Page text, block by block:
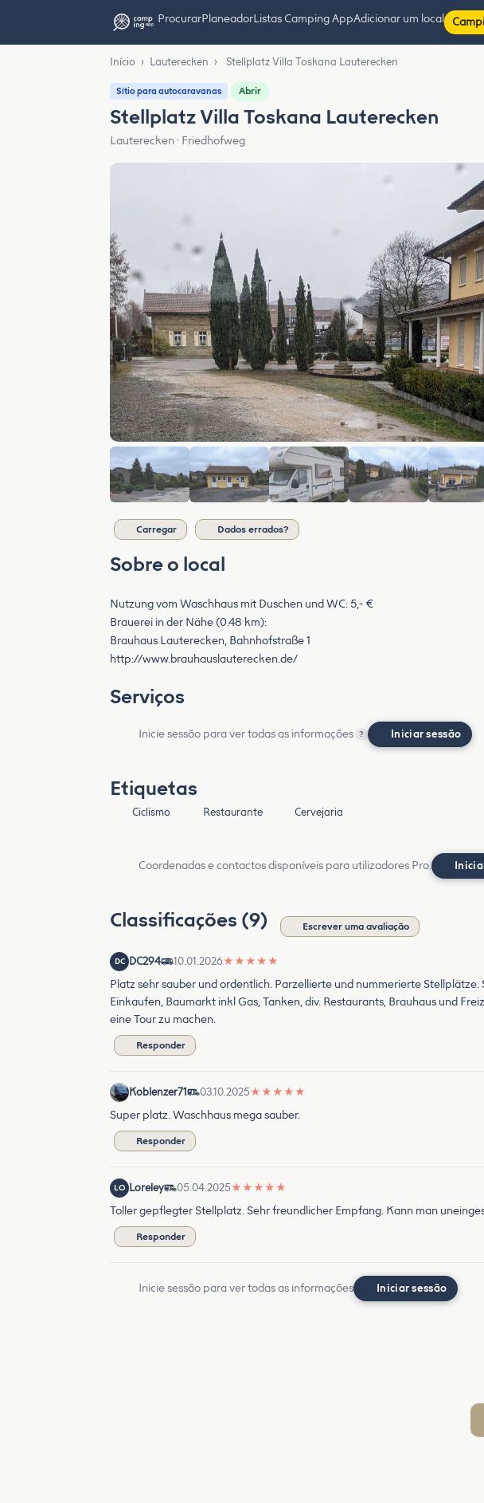
ProcurarPlaneadorListas Camping AppAdicionar um local
Início › Lauterecken › Stellplatz Villa Toskana Lauterecken
Sítio para autocaravanas Abrir
Stellplatz Villa Toskana Lauterecken
Lauterecken · Friedhofweg
Carregar Dados errados?
Sobre o local
Nutzung vom Waschhaus mit Duschen und WC: 5,- €
Brauerei in der Nähe (0.48 km):
Brauhaus Lauterecken, Bahnhofstraße 1
http://www.brauhauslauterecken.de/
Serviços
Inicie sessão para ver todas as informações ? Iniciar sessão
Etiquetas
Ciclismo Restaurante Cervejaria
Coordenadas e contactos disponíveis para utilizadores Pro.
Classificações (9) Escrever uma avaliação
DC DC294 10.01.2026★ ★ ★ ★ ★
Platz sehr sauber und ordentlich. Parzellierte und nummerierte
Einkaufen, Baumarkt inkl Gas, Tanken, div. Restaurants, Brauhaus und
eine Tour zu machen.
Responder
Koblenzer71 03.10.2025★ ★ ★ ★ ★
Super platz. Waschhaus mega sauber.
Responder
LO Loreley 05.04.2025★ ★ ★ ★ ★
Toller gepflegter Stellplatz. Sehr freundlicher Empfang. Kann man
Responder
Inicie sessão para ver todas as informações Iniciar sessão